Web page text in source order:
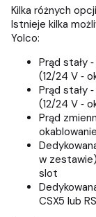
Kilka różnych
Istnieje kilka
Yolco:
Prąd stały
(12/24 V ‑
Prąd stały
(12/24 V ‑
Prąd
w
slot
CSX5 lub